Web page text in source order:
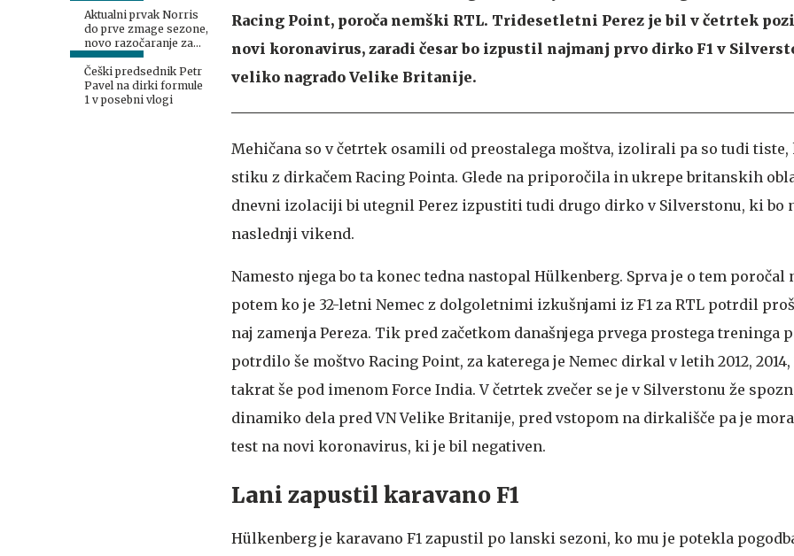
Aktualni prvak Norris
do prve zmage sezone,
novo razočaranje za
Ferrari
Češki predsednik Petr
Pavel na dirki formule
1 v posebni vlogi
Racing Point, poroča nemški RTL. Tridesetletni Perez je bil v četrtek
novi koronavirus, zaradi česar bo izpustil najmanj prvo dirko F1 v
veliko nagrado Velike Britanije.
Mehičana so v četrtek osamili od preostalega moštva, izolirali pa so tudi
stiku z dirkačem Racing Pointa. Glede na priporočila in ukrepe britanskih
dnevni izolaciji bi utegnil Perez izpustiti tudi drugo dirko v Silverstonu, ki bo
naslednji vikend.
Namesto njega bo ta konec tedna nastopal Hülkenberg. Sprva je o tem poročal
potem ko je 32-letni Nemec z dolgoletnimi izkušnjami iz F1 za RTL potrdil
naj zamenja Pereza. Tik pred začetkom današnjega prvega prostega treninga
potrdilo še moštvo Racing Point, za katerega je Nemec dirkal v letih 2012, 2014,
takrat še pod imenom Force India. V četrtek zvečer se je v Silverstonu že
dinamiko dela pred VN Velike Britanije, pred vstopom na dirkališče pa je
test na novi koronavirus, ki je bil negativen.
Lani zapustil karavano F1
Hülkenberg je karavano F1 zapustil po lanski sezoni, ko mu je potekla